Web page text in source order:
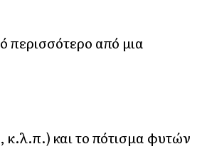
περισσότερο από μια
κ.λ.π.) και το πότισμα φυτών